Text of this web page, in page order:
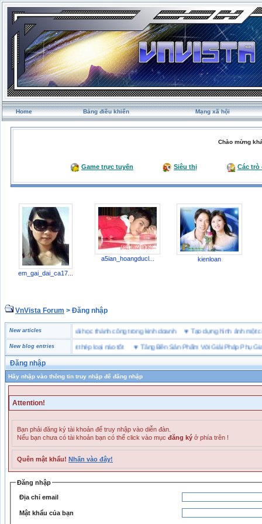
Home Bảng điều khiển Mạng xã hội
Chào mừng
Game trực tuyến Siêu thị Các trò
em_gai_dai_ca17...
a5ian_hoangducl... kienloan
VnVista Forum > Đăng nhập
New articles
biệt” của Microsoft ♥4 bài học thành công trong kinh doanh♥Tạo dựng hình ảnh
New blog entries
hộ lót Kevlar và lót thép loại nào tốt♥ Tăng Bền Sản Phẩm Với Giải Pháp Phụ Gia
Đăng nhập
Hãy nhập vào thông tin truy nhập để đăng nhập
Attention!
Bạn phải đăng ký tài khoản để truy nhập vào diễn đàn.
Nếu bạn chưa có tài khoản bạn có thể click vào mục đăng ký ở phía trên !
Quên mật khẩu! Nhấn vào đây!
Đăng nhập
Địa chỉ email
Mật khẩu của bạn